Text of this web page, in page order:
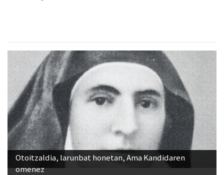
Otoitzaldia, larunbat honetan, Ama Kandidaren
omenez